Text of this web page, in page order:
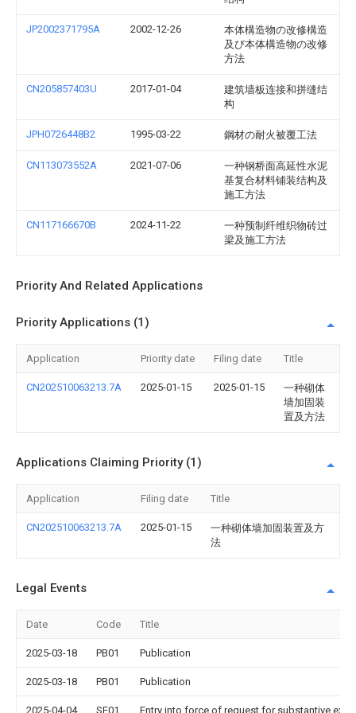
JP2002371795A 2002-12-26
本体構造物の改修構造
及び本体構造物の改修
方法
CN205857403U 2017-01-04
建筑墙板连接和拼缝结
构
JPH0726448B2 1995-03-22 鋼材の耐火被覆工法
CN113073552A 2021-07-06
一种钢桥面高延性水泥
基复合材料铺装结构及
施工方法
CN117166670B 2024-11-22
一种预制纤维织物砖过
梁及施工方法
Priority And Related Applications
Priority Applications (1)
Application Priority date Filing date Title
CN202510063213.7A 2025-01-15 2025-01-15
一种砌体
墙加固装
置及方法
Applications Claiming Priority (1)
Application Filing date Title
CN202510063213.7A 2025-01-15
一种砌体墙加固装置及方
法
Legal Events
Date Code Title
2025-03-18 PB01 Publication
2025-03-18 PB01 Publication
2025-04-04 SE01 Entry into force of request for substantive